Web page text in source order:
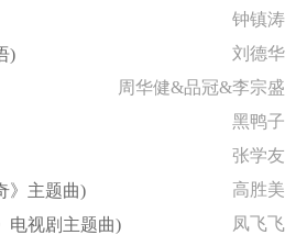
钟镇涛
)
刘德华
周华健&品冠&李宗盛
黑鸭子
张学友
》主题曲)
高胜美
电视剧主题曲)
凤飞飞